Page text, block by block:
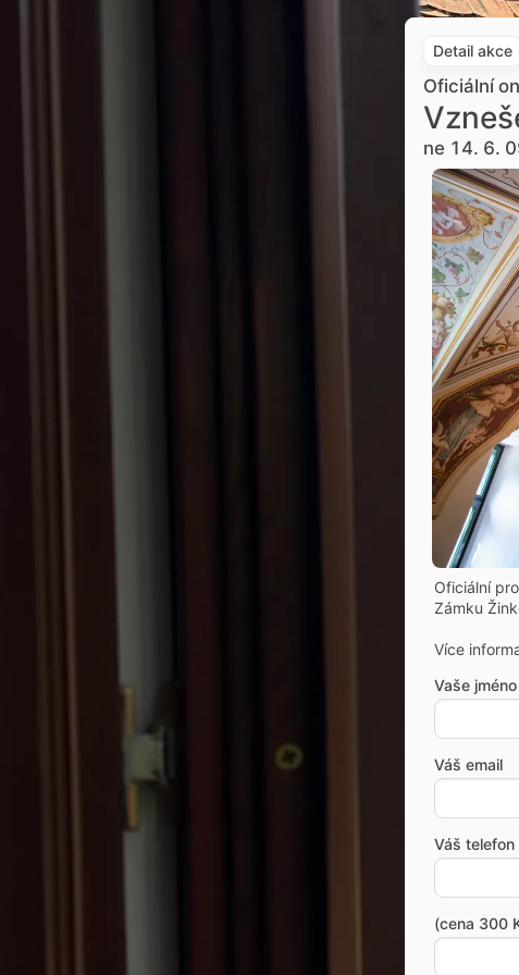
Detail akce
Oficiální
ne 14. 6.
Oficiální
Zámku
Více
Vaše jméno
Váš email
Váš telefon
(cena 300